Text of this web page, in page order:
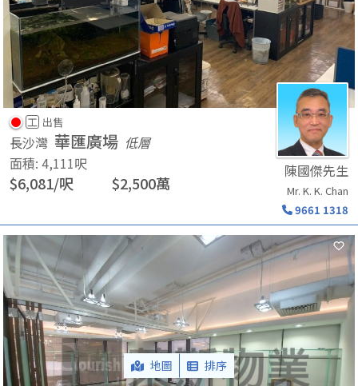
工 出售
長沙灣 華匯廣場 低層
面積: 4,111呎
$6,081/呎 $2,500萬
陳國傑先生
Mr. K. K. Chan
9661 1318
地圖 排序